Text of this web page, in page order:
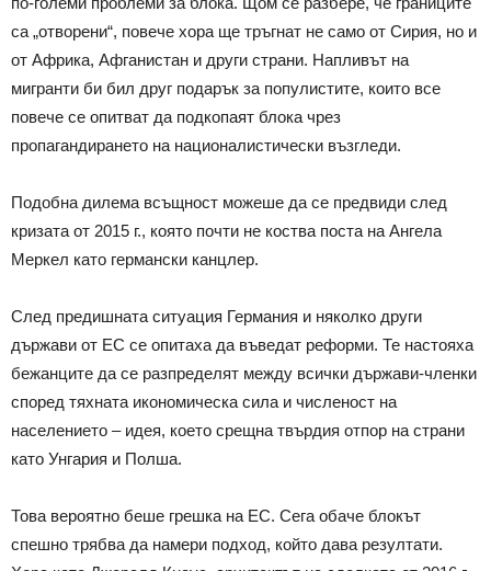
са „отворени“, повече хора ще тръгнат не само от Сирия, но и
от Африка, Афганистан и други страни. Напливът на
мигранти би бил друг подарък за популистите, които все
повече се опитват да подкопаят блока чрез
пропагандирането на националистически възгледи.
Подобна дилема всъщност можеше да се предвиди след
кризата от 2015 г., която почти не коства поста на Ангела
Меркел като германски канцлер.
След предишната ситуация Германия и няколко други
държави от ЕС се опитаха да въведат реформи. Те настояха
бежанците да се разпределят между всички държави-членки
според тяхната икономическа сила и численост на
населението – идея, което срещна твърдия отпор на страни
като Унгария и Полша.
Това вероятно беше грешка на ЕС. Сега обаче блокът
спешно трябва да намери подход, който дава резултати.